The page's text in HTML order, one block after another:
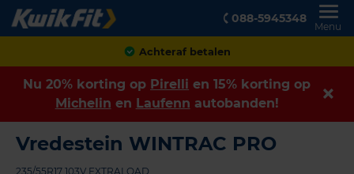
088-5945348
Menu
Klanten geven ons een
Nu 20% korting op Pirelli en 15% korting op
Michelin en Laufenn autobanden!
Vredestein WINTRAC PRO
235/55R17 103V EXTRALOAD